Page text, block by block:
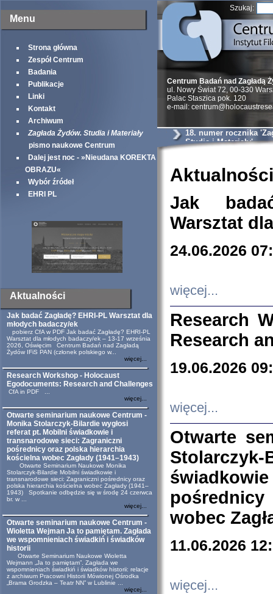
Menu
Strona główna
Zespół Centrum
Badania
Publikacje
Linki
Kontakt
Archiwum
Zagłada Żydów. Studia i Materiały
pismo naukowe Centrum
Dalej jest noc - »Nieudana KOREKTA
OBRAZU«
Wybór źródeł
EHRI PL
Aktualności
Jak badać Zagładę? EHRI-PL Warsztat dla
młodych badaczy/ek
pobierz CfA w PDF Jak badać Zagładę? EHRI-PL
Warsztat dla młodych badaczy/ek – 13-17 września
2026, Oświęcim Centrum Badań nad Zagładą
Żydów IFiS PAN (członek polskiego w...
więcej...
Research Workshop - Holocaust
Egodocuments: Research and Challenges
CfA in PDF ...
więcej...
Otwarte seminarium naukowe Centrum -
Monika Stolarczyk-Bilardie wygłosi
referat pt. Mobilni świadkowie i
transnarodowe sieci: Zagraniczni
pośrednicy oraz polska hierarchia
kościelna wobec Zagłady (1941–1943)
Otwarte Seminarium Naukowe Monika
Stolarczyk-Bilardie Mobilni świadkowie i
transnarodowe sieci: Zagraniczni pośrednicy oraz
polska hierarchia kościelna wobec Zagłady (1941–
1943) Spotkanie odbędzie się w środę 24 czerwca
br. w ...
więcej...
Otwarte seminarium naukowe Centrum -
Wioletta Wejman Ja to pamiętam. Zagłada
we wspomnieniach świadkiń i świadków
historii
Otwarte Seminarium Naukowe Wioletta
Wejmann „Ja to pamiętam”. Zagłada we
wspomnieniach świadkiń i świadków historii: relacje
z archiwum Pracowni Historii Mówionej Ośrodka
„Brama Grodzka – Teatr NN” w Lublinie ...
więcej...
Szukaj:
Centrum Badań nad Zagładą
ul. Nowy Świat 72, 00-330
Palac Staszica pok. 120
e-mail:
18. numer rocznika
Studia i Materiały'
Aktualności
Jak
Warsztat
24.06.2026
więcej...
Research
Research
19.06.2026
więcej...
Otwarte
wobec
11.06.2026
więcej...